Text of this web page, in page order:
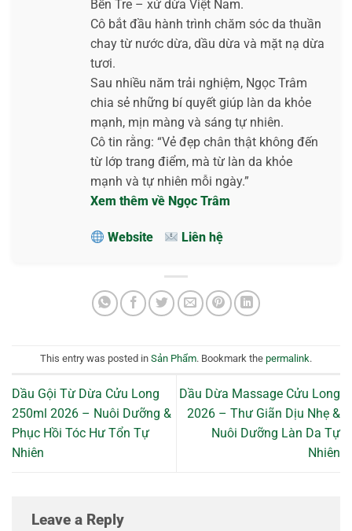
Bến Tre – xứ dừa Việt Nam.
Cô bắt đầu hành trình chăm sóc da thuần
chay từ nước dừa, dầu dừa và mặt nạ dừa
tươi.
Sau nhiều năm trải nghiệm, Ngọc Trâm
chia sẻ những bí quyết giúp làn da khỏe
mạnh, mịn màng và sáng tự nhiên.
Cô tin rằng: “Vẻ đẹp chân thật không đến
từ lớp trang điểm, mà từ làn da khỏe
mạnh và tự nhiên mỗi ngày.”
Xem thêm về Ngọc Trâm
Website Liên hệ
This entry was posted in Sản Phẩm. Bookmark the permalink.
Dầu Gội Từ Dừa Cửu Long
250ml 2026 – Nuôi Dưỡng &
Phục Hồi Tóc Hư Tổn Tự
Nhiên
Dầu Dừa Massage Cửu Long
2026 – Thư Giãn Dịu Nhẹ &
Nuôi Dưỡng Làn Da Tự
Nhiên
Leave a Reply